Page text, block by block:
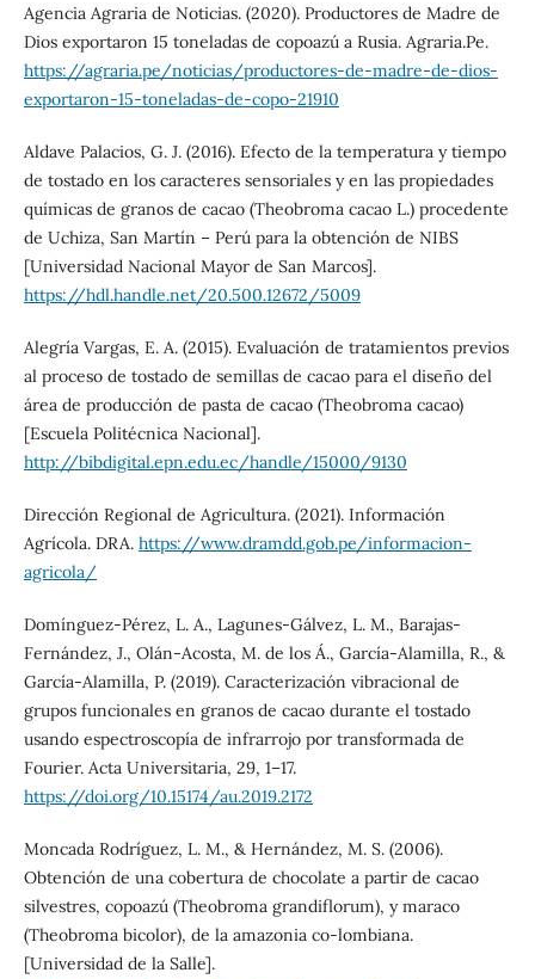
Agencia Agraria de Noticias. (2020). Productores de Madre de
Dios exportaron 15 toneladas de copoazú a Rusia. Agraria.Pe.
https://agraria.pe/noticias/productores-de-madre-de-dios-
exportaron-15-toneladas-de-copo-21910
Aldave Palacios, G. J. (2016). Efecto de la temperatura y tiempo
de tostado en los caracteres sensoriales y en las propiedades
químicas de granos de cacao (Theobroma cacao L.) procedente
de Uchiza, San Martín – Perú para la obtención de NIBS
[Universidad Nacional Mayor de San Marcos].
https://hdl.handle.net/20.500.12672/5009
Alegría Vargas, E. A. (2015). Evaluación de tratamientos previos
al proceso de tostado de semillas de cacao para el diseño del
área de producción de pasta de cacao (Theobroma cacao)
[Escuela Politécnica Nacional].
http://bibdigital.epn.edu.ec/handle/15000/9130
Dirección Regional de Agricultura. (2021). Información
Agrícola. DRA. https://www.dramdd.gob.pe/informacion-
agricola/
Domínguez-Pérez, L. A., Lagunes-Gálvez, L. M., Barajas-
Fernández, J., Olán-Acosta, M. de los Á., García-Alamilla, R., &
García-Alamilla, P. (2019). Caracterización vibracional de
grupos funcionales en granos de cacao durante el tostado
usando espectroscopía de infrarrojo por transformada de
Fourier. Acta Universitaria, 29, 1–17.
https://doi.org/10.15174/au.2019.2172
Moncada Rodríguez, L. M., & Hernández, M. S. (2006).
Obtención de una cobertura de chocolate a partir de cacao
silvestres, copoazú (Theobroma grandiflorum), y maraco
(Theobroma bicolor), de la amazonia co-lombiana.
[Universidad de la Salle].